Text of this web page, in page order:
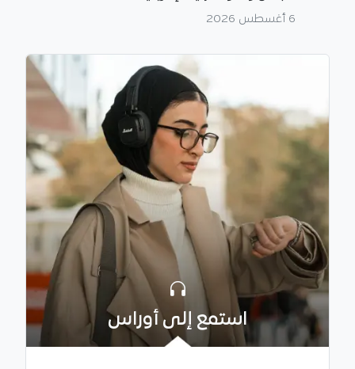
6 أغسطس 2026
استمع إلى أوراس